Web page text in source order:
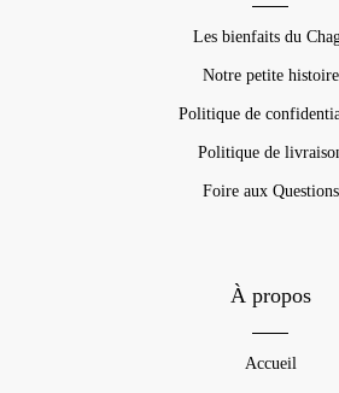
Les bienfaits du
Notre petite histoire
Politique de
Politique de
Foire aux Questions
À propos
Accueil